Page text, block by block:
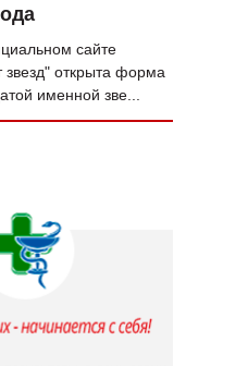
сайте
звезд" открыта форма
именной зве...